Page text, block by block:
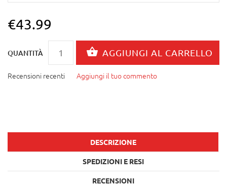
€43.99
QUANTITÀ
Recensioni recenti Aggiungi il tuo commento
DESCRIZIONE
SPEDIZIONI E RESI
RECENSIONI